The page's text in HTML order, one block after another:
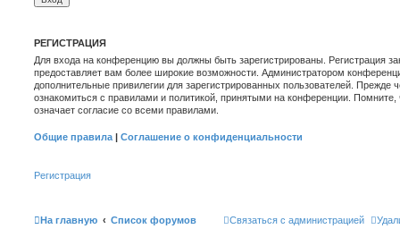
РЕГИСТРАЦИЯ
Для входа на конференцию вы должны быть зарегистрированы. Регистрация
предоставляет вам более широкие возможности. Администратором
дополнительные привилегии для зарегистрированных пользователей. Прежде
ознакомиться с правилами и политикой, принятыми на конференции.
означает согласие со всеми правилами.
Общие правила | Соглашение о конфиденциальности
Регистрация
На главную Список форумов Связаться с администрацией